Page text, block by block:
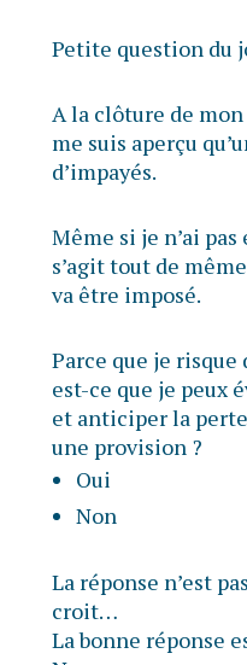
Petite question du
A la clôture de
me suis aperçu
d’impayés.
Même si je n’ai
s’agit tout de
va être imposé.
Parce que je risque
est-ce que je peux
et anticiper la
une provision ?
Oui
Non
La réponse n’est
croit…
La bonne réponse